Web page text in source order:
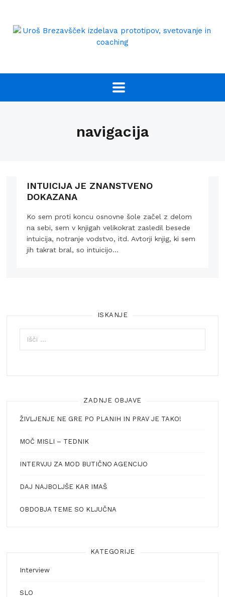
navigacija
INTUICIJA JE ZNANSTVENO
DOKAZANA
Ko sem proti koncu osnovne šole začel z delom
na sebi, sem v knjigah velikokrat zasledil besede
intuicija, notranje vodstvo, itd. Avtorji knjig, ki sem
jih takrat bral, so intuicijo…
ISKANJE
Išči:
ZADNJE OBJAVE
ŽIVLJENJE NE GRE PO PLANIH IN PRAV JE TAKO!
MOČ MISLI – TEDNIK
INTERVJU ZA MOD BUTIČNO AGENCIJO
DAJ NAJBOLJŠE KAR IMAŠ
OBDOBJA TEME SO KLJUČNA
KATEGORIJE
Interview
SLO